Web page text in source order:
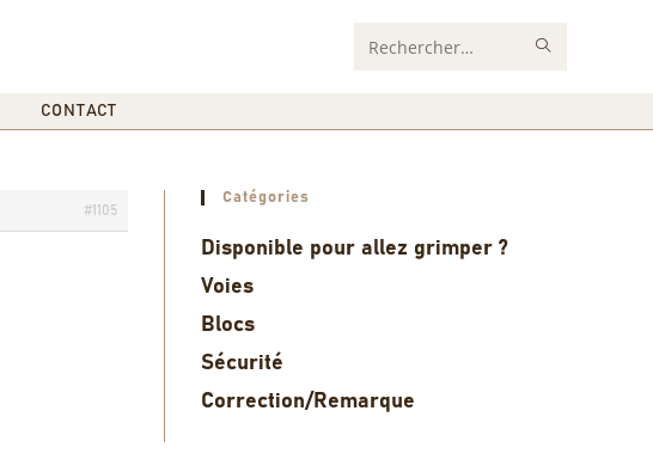
Rechercher
CONTACT
#1105
Catégories
Disponible pour allez grimper ?
Voies
Blocs
Sécurité
Correction/Remarque